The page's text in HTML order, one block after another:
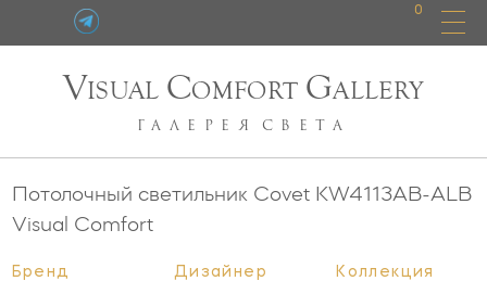
0
VISUAL COMFORT GALLERY
ГАЛЕРЕЯ СВЕТА
Потолочный светильник Covet KW4113AB-ALB
Visual Comfort
Бренд
Дизайнер
Коллекция